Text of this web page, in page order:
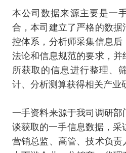
本公司数据来源主要是一
合，本司建立了严格的数
控体系，分析师采集信息
法论和信息规范的要求，
所获取的信息进行整理、
计、分析测算获得相关产业
一手资料来源于我司调研
谈获取的一手信息数据，采
营销总监、高管、技术负